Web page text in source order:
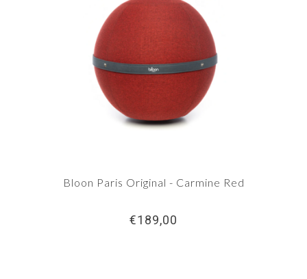
Bloon Paris Original - Carmine Red
€189,00